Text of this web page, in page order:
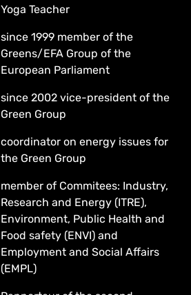
Yoga Teacher
since 1999 member of the
Greens/EFA Group of the
European Parliament
since 2002 vice-president of the
Green Group
coordinator on energy issues for
the Green Group
member of Commitees: Industry,
Research and Energy (ITRE),
Environment, Public Health and
Food safety (ENVI) and
Employment and Social Affairs
(EMPL)